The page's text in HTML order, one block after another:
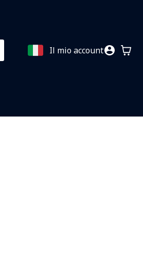
Il mio account